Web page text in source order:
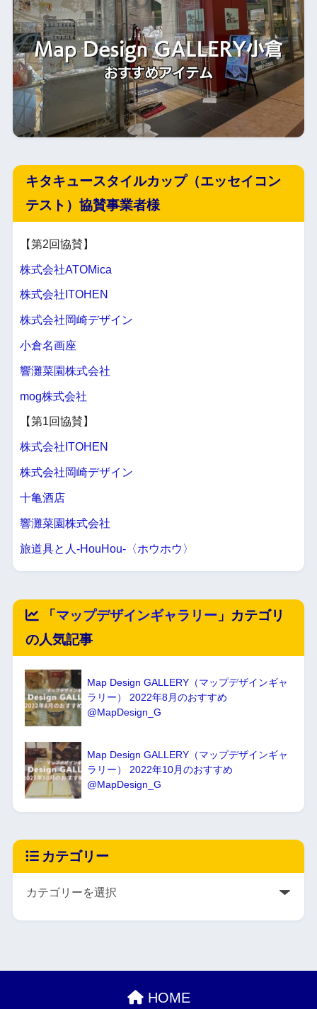
キタキュースタイルカップ（エッセイコン
テスト）協賛事業者様
【第2回協賛】
株式会社ATOMica
株式会社ITOHEN
株式会社岡崎デザイン
小倉名画座
響灘菜園株式会社
mog株式会社
【第1回協賛】
株式会社ITOHEN
株式会社岡崎デザイン
十亀酒店
響灘菜園株式会社
旅道具と人-HouHou-〈ホウホウ〉
「マップデザインギャラリー 」カテゴリ
の人気記事
Map Design GALLERY（マップデザインギャ
ラリー） 2022年8月のおすすめ
@MapDesign_G
Map Design GALLERY（マップデザインギャ
ラリー） 2022年10月のおすすめ
@MapDesign_G
カテゴリー
HOME